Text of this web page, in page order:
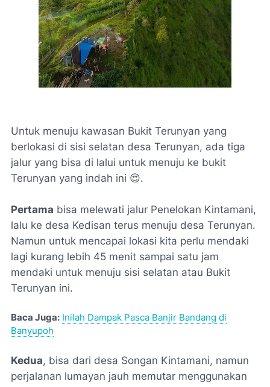
Untuk menuju kawasan Bukit Terunyan yang
berlokasi di sisi selatan desa Terunyan, ada tiga
jalur yang bisa di lalui untuk menuju ke bukit
Terunyan yang indah ini 😍.
Pertama bisa melewati jalur Penelokan Kintamani,
lalu ke desa Kedisan terus menuju desa Terunyan.
Namun untuk mencapai lokasi kita perlu mendaki
lagi kurang lebih 45 menit sampai satu jam
mendaki untuk menuju sisi selatan atau Bukit
Terunyan ini.
Baca Juga: Inilah Dampak Pasca Banjir Bandang di
Banyupoh
Kedua, bisa dari desa Songan Kintamani, namun
perjalanan lumayan jauh memutar menggunakan